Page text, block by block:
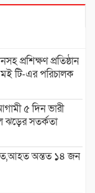
প্রশিক্ষণ প্রতিষ্ঠান
টি-এর পরিচালক
৫ দিন ভারী
ঝড়ের সতর্কতা
অন্তত ১৪ জন